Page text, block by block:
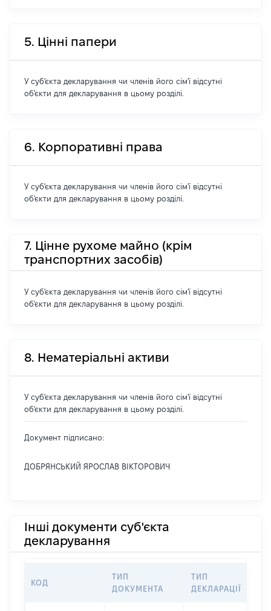
5. Цінні папери
У суб'єкта декларування чи членів його сім'ї відсутні
об'єкти для декларування в цьому розділі.
6. Корпоративні права
У суб'єкта декларування чи членів його сім'ї відсутні
об'єкти для декларування в цьому розділі.
7. Цінне рухоме майно (крім
транспортних засобів)
У суб'єкта декларування чи членів його сім'ї відсутні
об'єкти для декларування в цьому розділі.
8. Нематеріальні активи
У суб'єкта декларування чи членів його сім'ї відсутні
об'єкти для декларування в цьому розділі.
Документ підписано:
ДОБРЯНСЬКИЙ ЯРОСЛАВ ВІКТОРОВИЧ
Інші документи суб'єкта
декларування
КОД
ТИП
ДОКУМЕНТА
ТИП
ДЕКЛАРАЦІЇ